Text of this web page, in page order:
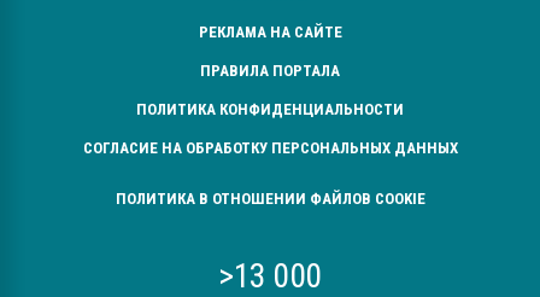
РЕКЛАМА НА САЙТЕ
ПРАВИЛА ПОРТАЛА
ПОЛИТИКА КОНФИДЕНЦИАЛЬНОСТИ
СОГЛАСИЕ НА ОБРАБОТКУ ПЕРСОНАЛЬНЫХ ДАННЫХ
ПОЛИТИКА В ОТНОШЕНИИ ФАЙЛОВ COOKIE
>13 000